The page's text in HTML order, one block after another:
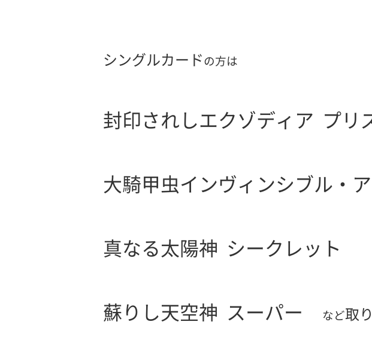
シングルカードの方は
封印されしエクゾディア プリ
大騎甲虫インヴィンシブル・
真なる太陽神 シークレット
蘇りし天空神 スーパー など取